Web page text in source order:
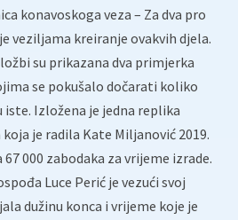
konavoskoga veza – Za dva pro
veziljama kreiranje ovakvih djela.
su prikazana dva primjerka
se pokušalo dočarati koliko
Izložena je jedna replika
je radila Kate Miljanović 2019.
000 zabodaka za vrijeme izrade.
Luce Perić je vezući svoj
dužinu konca i vrijeme koje je